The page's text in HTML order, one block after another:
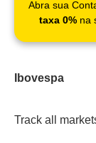
Abra sua
taxa 0% na
Ibovespa
Track all